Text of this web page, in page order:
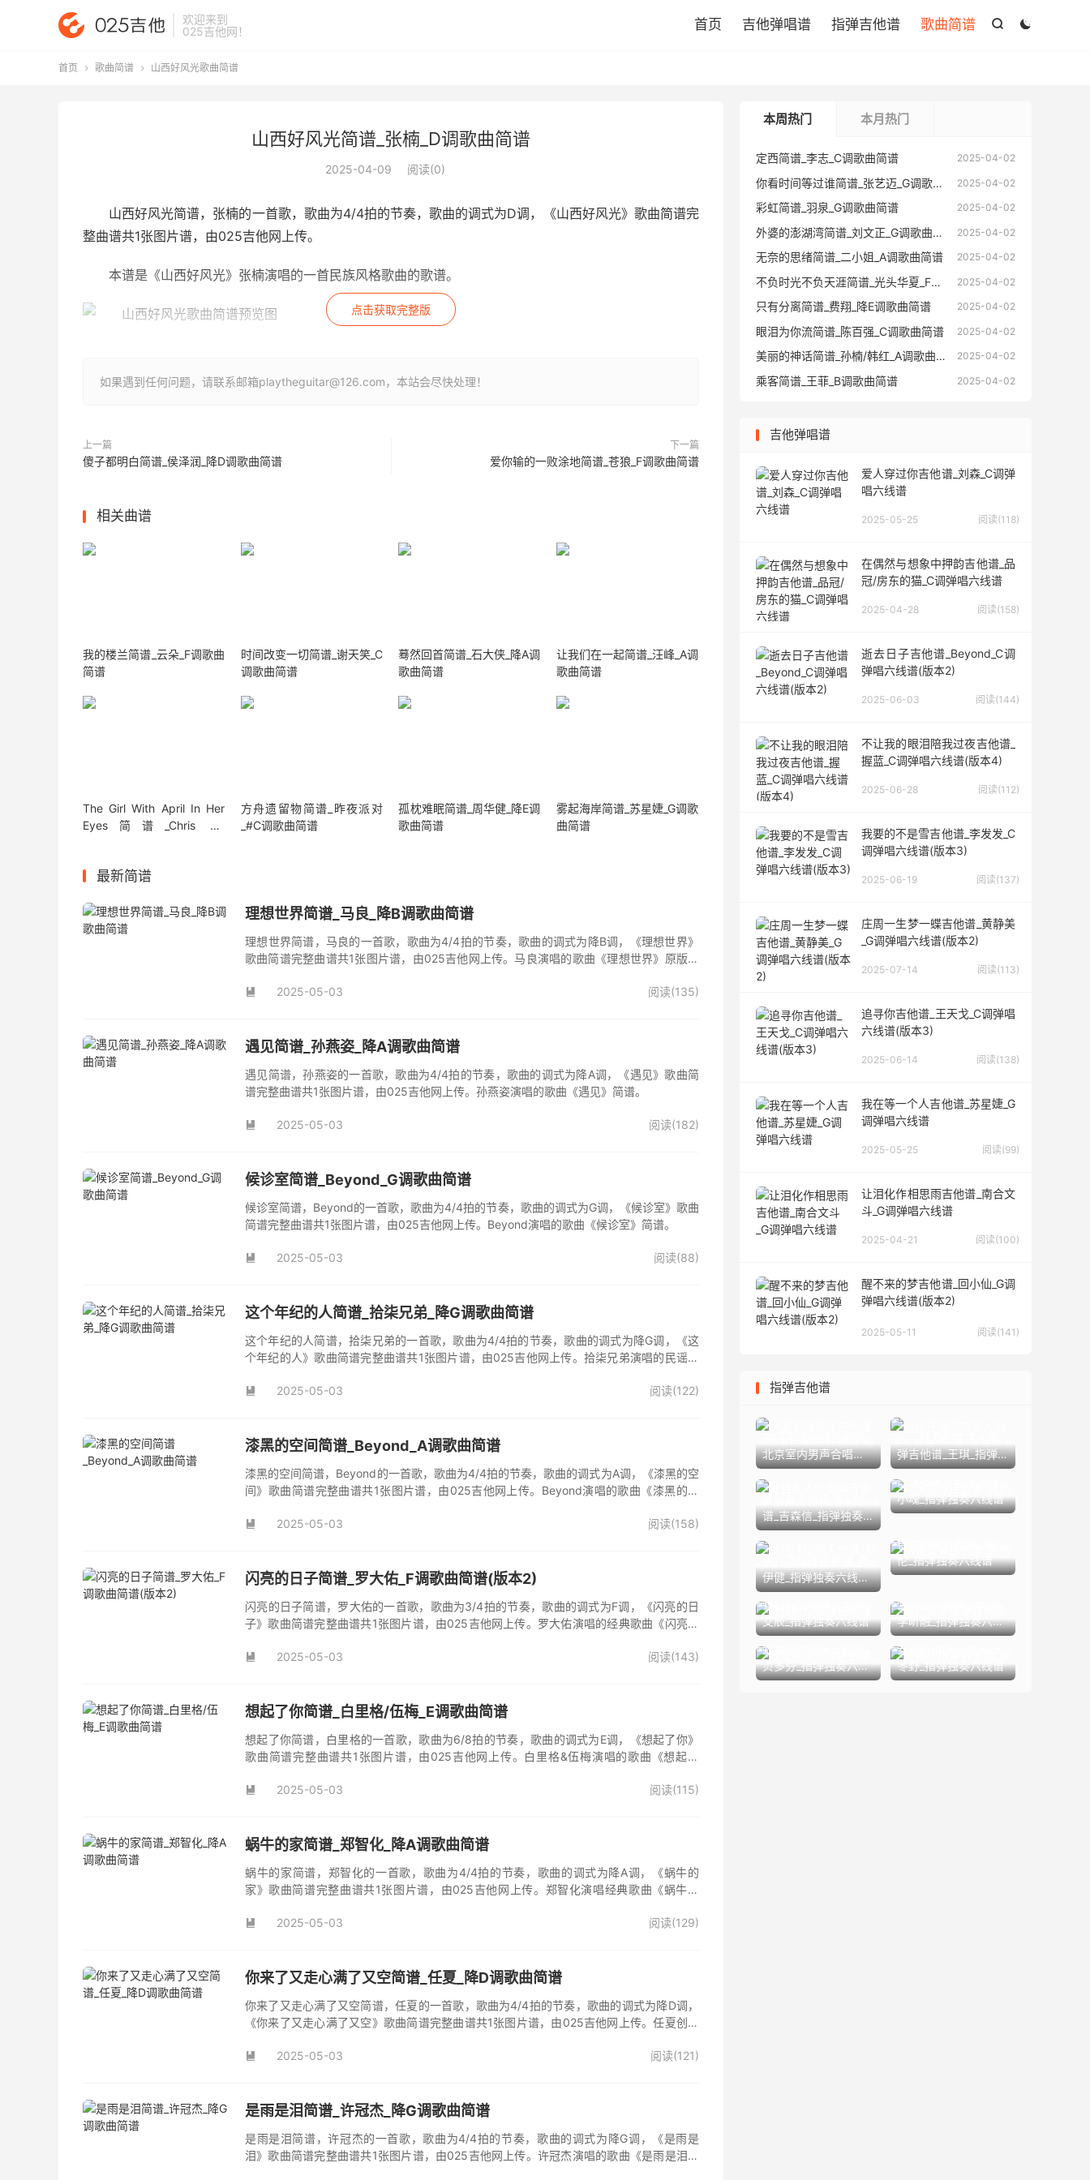
欢迎来到
025吉他网 ！ 

首页 吉他弹唱谱 指弹吉他谱 歌曲简谱
首页  歌曲简谱  山西好风光歌曲简谱
山西好风光简谱_张楠_D调歌曲简谱
2025-04-09 阅读(0)
山西好风光简谱，张楠的一首歌，歌曲为4/4拍的节奏，歌曲的调式为D调，《山西好风光》歌曲简谱完
整曲谱共1张图片谱，由025吉他网上传。
本谱是《山西好风光》张楠演唱的一首民族风格歌曲的歌谱。
点击获取完整版
如果遇到任何问题，请联系邮箱playtheguitar@126.com，本站会尽快处理！
上一篇
傻子都明白简谱_侯泽润_降D调歌曲简谱
下一篇
爱你输的一败涂地简谱_苍狼_F调歌曲简谱
相关曲谱
我的楼兰简谱_云朵_F调歌曲
简谱
时间改变一切简谱_谢天笑_C
调歌曲简谱
蓦然回首简谱_石大侠_降A调
歌曲简谱
让我们在一起简谱_汪峰_A调
歌曲简谱
The Girl With April In Her
Eyes简谱_Chris De
方舟遗留物简谱_昨夜派对
_#C调歌曲简谱
孤枕难眠简谱_周华健_降E调
歌曲简谱
雾起海岸简谱_苏星婕_G调歌
曲简谱
最新简谱
理想世界简谱_马良_降B调歌曲简谱
理想世界简谱，马良的一首歌，歌曲为4/4拍的节奏，歌曲的调式为降B调，《理想世界》
歌曲简谱完整曲谱共1张图片谱，由025吉他网上传。马良演唱的歌曲《理想世界》原版简
 2025-05-03 阅读(135)
遇见简谱_孙燕姿_降A调歌曲简谱
遇见简谱，孙燕姿的一首歌，歌曲为4/4拍的节奏，歌曲的调式为降A调，《遇见》歌曲简
谱完整曲谱共1张图片谱，由025吉他网上传。孙燕姿演唱的歌曲《遇见》简谱。
 2025-05-03 阅读(182)
候诊室简谱_Beyond_G调歌曲简谱
候诊室简谱，Beyond的一首歌，歌曲为4/4拍的节奏，歌曲的调式为G调，《候诊室》歌曲
简谱完整曲谱共1张图片谱，由025吉他网上传。Beyond演唱的歌曲《候诊室》简谱。
 2025-05-03 阅读(88)
这个年纪的人简谱_拾柒兄弟_降G调歌曲简谱
这个年纪的人简谱，拾柒兄弟的一首歌，歌曲为4/4拍的节奏，歌曲的调式为降G调，《这
个年纪的人》歌曲简谱完整曲谱共1张图片谱，由025吉他网上传。拾柒兄弟演唱的民谣歌
曲。
 2025-05-03 阅读(122)
漆黑的空间简谱_Beyond_A调歌曲简谱
漆黑的空间简谱，Beyond的一首歌，歌曲为4/4拍的节奏，歌曲的调式为A调，《漆黑的空
间》歌曲简谱完整曲谱共1张图片谱，由025吉他网上传。Beyond演唱的歌曲《漆黑的空
 2025-05-03 阅读(158)
闪亮的日子简谱_罗大佑_F调歌曲简谱(版本2)
闪亮的日子简谱，罗大佑的一首歌，歌曲为3/4拍的节奏，歌曲的调式为F调，《闪亮的日
子》歌曲简谱完整曲谱共1张图片谱，由025吉他网上传。罗大佑演唱的经典歌曲《闪亮的
 2025-05-03 阅读(143)
想起了你简谱_白里格/伍梅_E调歌曲简谱
想起了你简谱，白里格的一首歌，歌曲为6/8拍的节奏，歌曲的调式为E调，《想起了你》
歌曲简谱完整曲谱共1张图片谱，由025吉他网上传。白里格&伍梅演唱的歌曲《想起了
 2025-05-03 阅读(115)
蜗牛的家简谱_郑智化_降A调歌曲简谱
蜗牛的家简谱，郑智化的一首歌，歌曲为4/4拍的节奏，歌曲的调式为降A调，《蜗牛的
家》歌曲简谱完整曲谱共1张图片谱，由025吉他网上传。郑智化演唱经典歌曲《蜗牛的
 2025-05-03 阅读(129)
你来了又走心满了又空简谱_任夏_降D调歌曲简谱
你来了又走心满了又空简谱，任夏的一首歌，歌曲为4/4拍的节奏，歌曲的调式为降D调，
《你来了又走心满了又空》歌曲简谱完整曲谱共1张图片谱，由025吉他网上传。任夏创作
首动听值得推荐的民谣歌曲。
 2025-05-03 阅读(121)
是雨是泪简谱_许冠杰_降G调歌曲简谱
是雨是泪简谱，许冠杰的一首歌，歌曲为4/4拍的节奏，歌曲的调式为降G调，《是雨是
泪》歌曲简谱完整曲谱共1张图片谱，由025吉他网上传。许冠杰演唱的歌曲《是雨是泪》
本周热门 本月热门
2025-04-02
定西简谱_李志_C调歌曲简谱
2025-04-02
你看时间等过谁简谱_张艺迈_G调歌曲简谱
2025-04-02
彩虹简谱_羽泉_G调歌曲简谱
2025-04-02
外婆的澎湖湾简谱_刘文正_G调歌曲简谱
2025-04-02
无奈的思绪简谱_二小姐_A调歌曲简谱
2025-04-02
不负时光不负天涯简谱_光头华夏_F调歌曲简谱
2025-04-02
只有分离简谱_费翔_降E调歌曲简谱
2025-04-02
眼泪为你流简谱_陈百强_C调歌曲简谱
2025-04-02
美丽的神话简谱_孙楠/韩红_A调歌曲简谱
2025-04-02
乘客简谱_王菲_B调歌曲简谱
吉他弹唱谱
爱人穿过你吉他谱_刘森_C调弹
唱六线谱
2025-05-25 阅读(118)
在偶然与想象中押韵吉他谱_品
冠/房东的猫_C调弹唱六线谱
2025-04-28 阅读(158)
逝去日子吉他谱_Beyond_C调
弹唱六线谱(版本2)
2025-06-03 阅读(144)
不让我的眼泪陪我过夜吉他谱_
握蓝_C调弹唱六线谱(版本4)
2025-06-28 阅读(112)
我要的不是雪吉他谱_李发发_C
调弹唱六线谱(版本3)
2025-06-19 阅读(137)
庄周一生梦一蝶吉他谱_黄静美
_G调弹唱六线谱(版本2)
2025-07-14 阅读(113)
追寻你吉他谱_王天戈_C调弹唱
六线谱(版本3)
2025-06-14 阅读(138)
我在等一个人吉他谱_苏星婕_G
调弹唱六线谱
2025-05-25 阅读(99)
让泪化作相思雨吉他谱_南合文
斗_G调弹唱六线谱
2025-04-21 阅读(100)
醒不来的梦吉他谱_回小仙_G调
弹唱六线谱(版本2)
2025-05-11 阅读(141)
指弹吉他谱
北京室内男声合唱团_
指弹独奏六线谱
弹吉他谱_王琪_指弹
独奏六线谱(版本4)
谱_吉森信_指弹独奏
六线谱
以沫指弹吉他谱_奇然/
小魂_指弹独奏六线谱
伊健_指弹独奏六线谱
(版本3)
稻香指弹吉他谱_周杰
伦_指弹独奏六线谱
错位时空指弹吉他谱_
艾辰_指弹独奏六线谱
宝贝宝贝指弹吉他谱_
李昕融_指弹独奏六线
谱
致爱丽丝指弹吉他谱_
贝多芬_指弹独奏六线
谱
安和桥指弹吉他谱_宋
冬野_指弹独奏六线谱